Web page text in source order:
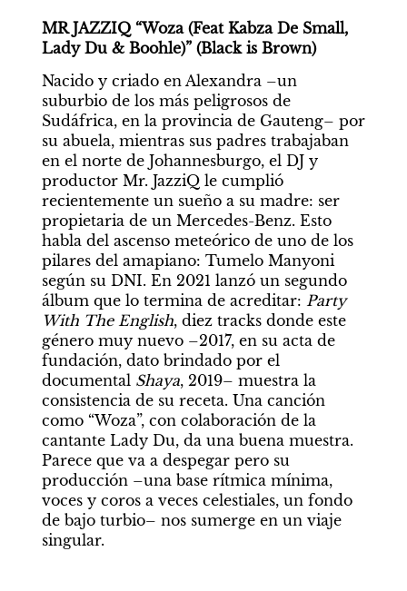
MR JAZZIQ “Woza (Feat Kabza De Small,
Lady Du & Boohle)” (Black is Brown)
Nacido y criado en Alexandra –un
suburbio de los más peligrosos de
Sudáfrica, en la provincia de Gauteng– por
su abuela, mientras sus padres trabajaban
en el norte de Johannesburgo, el DJ y
productor Mr. JazziQ le cumplió
recientemente un sueño a su madre: ser
propietaria de un Mercedes-Benz. Esto
habla del ascenso meteórico de uno de los
pilares del amapiano: Tumelo Manyoni
según su DNI. En 2021 lanzó un segundo
álbum que lo termina de acreditar: Party
With The English, diez tracks donde este
género muy nuevo –2017, en su acta de
fundación, dato brindado por el
documental Shaya, 2019– muestra la
consistencia de su receta. Una canción
como “Woza”, con colaboración de la
cantante Lady Du, da una buena muestra.
Parece que va a despegar pero su
producción –una base rítmica mínima,
voces y coros a veces celestiales, un fondo
de bajo turbio– nos sumerge en un viaje
singular.